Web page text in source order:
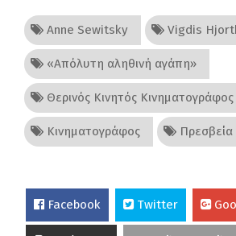
Anne Sewitsky Vigdis
«Απόλυτη αληθινή αγάπη»
Θερινός Κινητός
Κινηματογράφος
Facebook Twitter